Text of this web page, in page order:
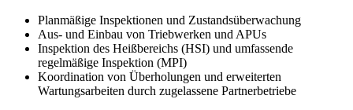
Planmäßige Inspektionen und Zustandsüberwachung
Aus- und Einbau von Triebwerken und APUs
Inspektion des Heißbereichs (HSI) und umfassende
regelmäßige Inspektion (MPI)
Koordination von Überholungen und erweiterten
Wartungsarbeiten durch zugelassene Partnerbetriebe